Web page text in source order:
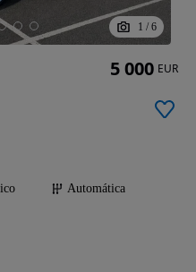
1 / 6
Automática
5 000 EUR